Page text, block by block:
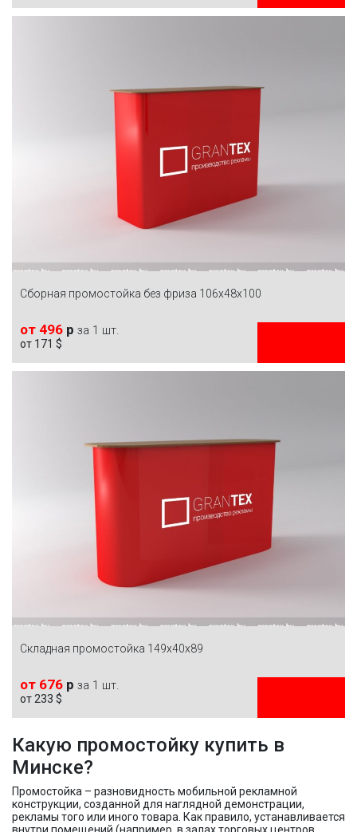
ЗАКАЗАТЬ
Сборная промостойка без фриза 106х48х100
от 496 р за 1 шт.
от 171 $
ЗАКАЗАТЬ
Складная промостойка 149x40x89
от 676 р за 1 шт.
от 233 $
Какую промостойку купить в
Минске?
Промостойка – разновидность мобильной рекламной
конструкции, созданной для наглядной демонстрации,
рекламы того или иного товара. Как правило, устанавливается